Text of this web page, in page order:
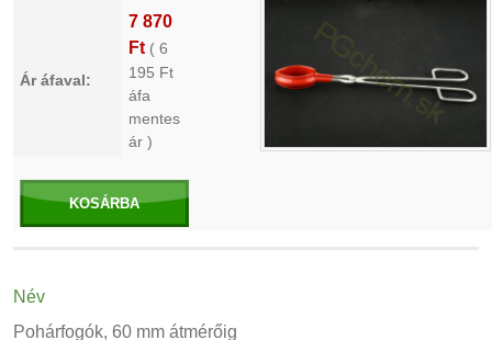
Ár áfaval:
7 870
Ft ( 6
195 Ft
áfa
mentes
ár )
KOSÁRBA
Név
Pohárfogók, 60 mm átmérőig